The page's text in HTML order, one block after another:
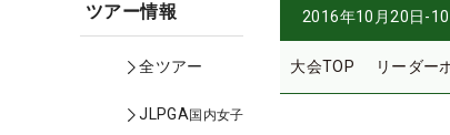
ツアー情報
全ツアー
JLPGA国内女子
2016年10月20日-
大会TOP リーダー